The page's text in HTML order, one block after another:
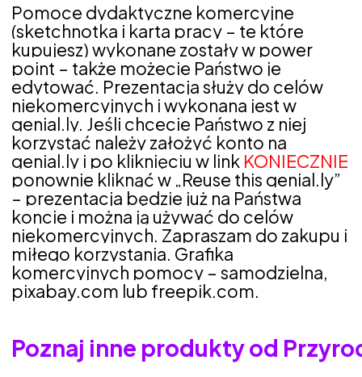
Pomoce dydaktyczne komercyjne
(sketchnotka i karta pracy – te które
kupujesz) wykonane zostały w power
point – także możecie Państwo je
edytować. Prezentacja służy do celów
niekomercyjnych i wykonana jest w
genial.ly. Jeśli chcecie Państwo z niej
korzystać należy założyć konto na
genial.ly i po kliknięciu w link KONIECZNIE
ponownie kliknąć w „Reuse this genial.ly”
– prezentacja będzie już na Państwa
koncie i można ją używać do celów
niekomercyjnych. Zapraszam do zakupu i
miłego korzystania. Grafika
komercyjnych pomocy – samodzielna,
pixabay.com lub freepik.com.
Poznaj inne produkty od